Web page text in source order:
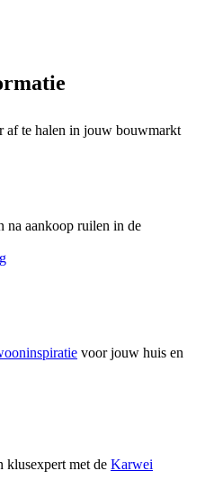
af te halen in jouw bouwmarkt
na aankoop ruilen in de
voor jouw huis en
klusexpert met de Karwei